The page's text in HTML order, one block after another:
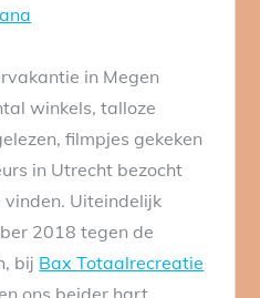
in Megen
winkels, talloze
filmpjes gekeken
in Utrecht bezocht
Uiteindelijk
2018 tegen de
bij Bax Totaalrecreatie
ons beider hart.